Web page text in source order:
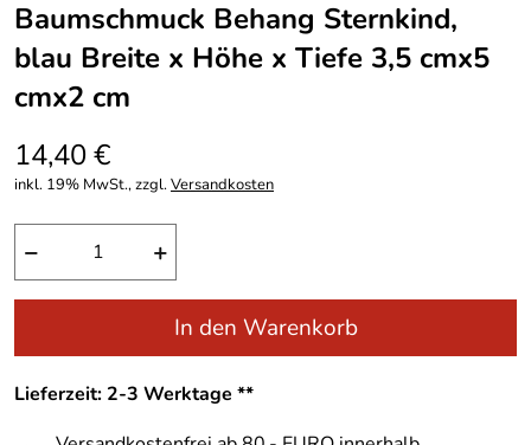
Baumschmuck Behang Sternkind,
blau Breite x Höhe x Tiefe 3,5 cmx5
cmx2 cm
14,40 €
inkl. 19% MwSt., zzgl.Versandkosten
− +
In den Warenkorb
Lieferzeit: 2-3 Werktage **